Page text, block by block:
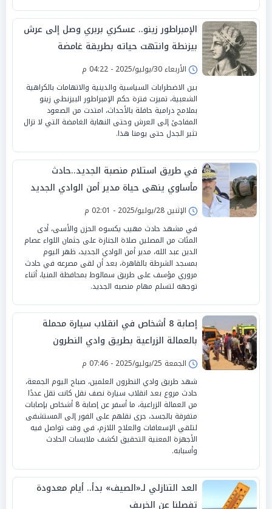
الإمبراطور زينو.. عسكري بربري وصل إلى عرش
بيزنطة وانتهت حياته بطريقة غامضة
الأربعاء 30/يوليو/2025 - 04:22 م
بين الاضطرابات السياسية والدينية والاتهامات بالكراهية
الشعبية، تميزت فترة حكم الإمبراطور البيزنطي زينو
بملامح درامية حافلة بالأحداث، امتدت من الصعود
المفاجئ إلى العرش وحتى النهاية الغامضة التي لا تزال
تثير الجدل حتى يومنا هذا.
في طريق استلام منصبة الجديد..حادث
مأساوي ينهى حياة مدير أمن الوادي الجديد
الإثنين 28/يوليو/2025 - 02:01 م
في مشهد حادث مهيب يكسوه الحزن والأسى، أدى
المئات من المصلين صلاة الجنازة على جثمان اللواء عصام
الدين عبد الله، مدير أمن الوادي الجديد، ظهر اليوم
بمسجد الشرطة بالقاهرة، بعد أن لقى مصرعه في حادث
مروري مؤسف على طريق سمالوط بمحافظة المنيا، أثناء
توجهه لتسلم مهام منصبه الجديد.
إصابة 8 أشخاص في انقلاب سيارة محملة
بالعمالة الزراعية بطريق وادي النطرون
الجمعة 25/يوليو/2025 - 07:46 م
شهد طريق وادي النطرون العلمين، صباح اليوم الجمعة،
حادث مروع بعد انقلاب سيارة نصف نقل كانت تقل عددًا
من العمالة الزراعية، ما أسفر عن إصابة 8 أشخاص بإصابات
متفرقة بالجسد، جرى نقلهم على الفور إلى المستشفى
لتلقي الإسعافات والعلاج اللازم، في وقت تواصل فيه
الأجهزة المعنية التحقيق لكشف ملابسات الحادث
وأسبابه.
العد التنازلي لـ«الصيف» بدأ.. أيام معدودة
تفصلنا عن الخريف